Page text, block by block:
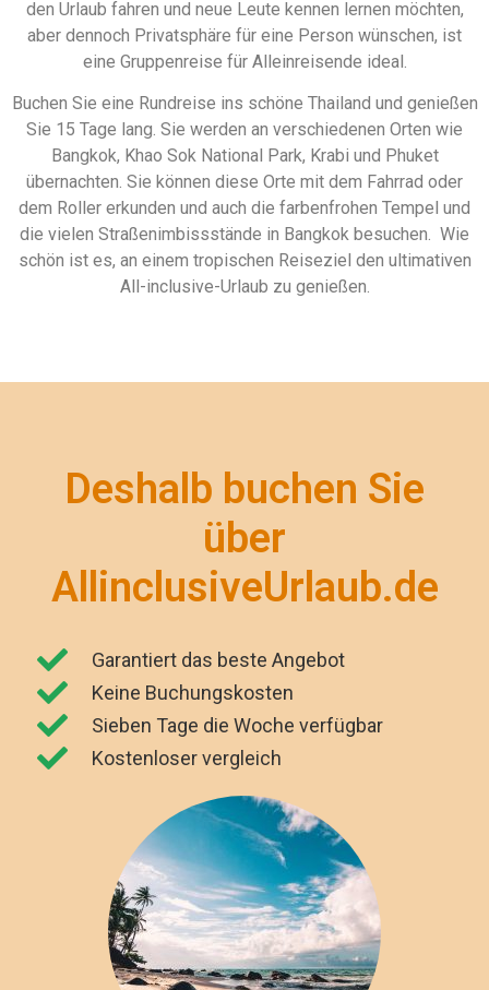
den Urlaub fahren und neue Leute kennen lernen möchten,
aber dennoch Privatsphäre für eine Person wünschen, ist
eine Gruppenreise für Alleinreisende ideal.
Buchen Sie eine Rundreise ins schöne Thailand und genießen
Sie 15 Tage lang. Sie werden an verschiedenen Orten wie
Bangkok, Khao Sok National Park, Krabi und Phuket
übernachten. Sie können diese Orte mit dem Fahrrad oder
dem Roller erkunden und auch die farbenfrohen Tempel und
die vielen Straßenimbissstände in Bangkok besuchen. Wie
schön ist es, an einem tropischen Reiseziel den ultimativen
All-inclusive-Urlaub zu genießen.
Deshalb buchen Sie
über
AllinclusiveUrlaub.de
Garantiert das beste Angebot
Keine Buchungskosten
Sieben Tage die Woche verfügbar
Kostenloser vergleich